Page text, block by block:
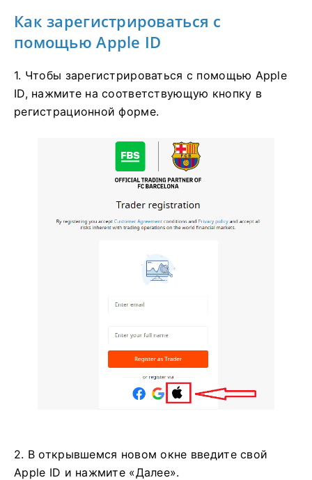
Как зарегистрироваться с
помощью Apple ID
1. Чтобы зарегистрироваться с помощью Apple
ID, нажмите на соответствующую кнопку в
регистрационной форме.
2. В открывшемся новом окне введите свой
Apple ID и нажмите «Далее».